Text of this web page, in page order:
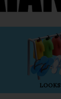
LOOKS